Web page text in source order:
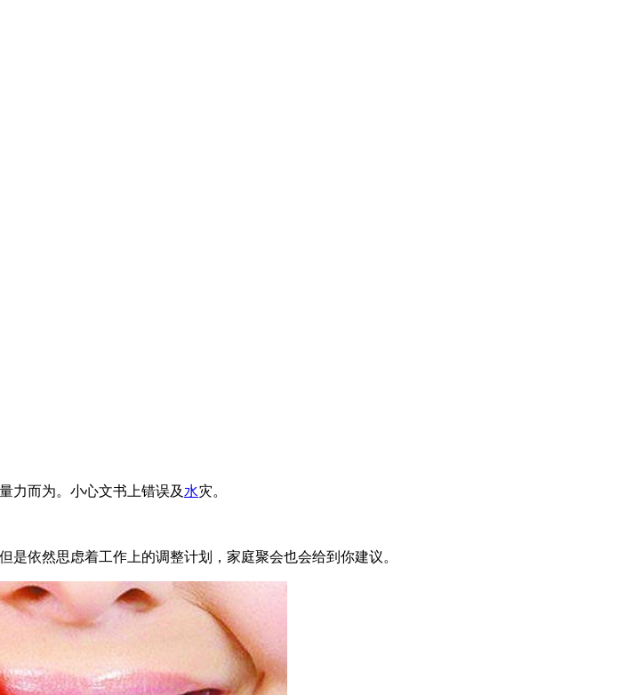
力而为。小心文书上错误及 水灾。
是依然思虑着工作上的调整计划，家庭聚会也会给到你建议。